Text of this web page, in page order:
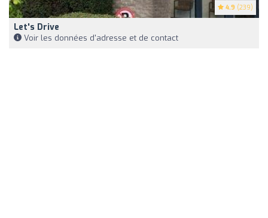
4.9 (239)
Let's Drive
Voir les données d'adresse et de contact